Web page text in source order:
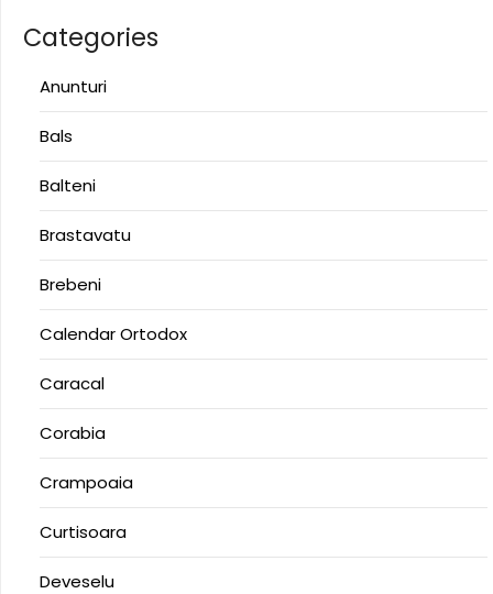
Categories
Anunturi
Bals
Balteni
Brastavatu
Brebeni
Calendar Ortodox
Caracal
Corabia
Crampoaia
Curtisoara
Deveselu